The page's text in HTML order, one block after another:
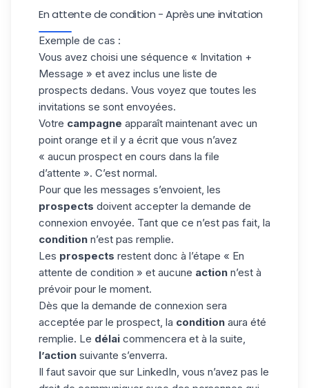
En attente de condition - Après une invitation
Exemple de cas :
Vous avez choisi une séquence « Invitation +
Message » et avez inclus une liste de
prospects dedans. Vous voyez que toutes les
invitations se sont envoyées.
Votre campagne apparaît maintenant avec un
point orange et il y a écrit que vous n’avez
« aucun prospect en cours dans la file
d’attente ». C’est normal.
Pour que les messages s’envoient, les
prospects doivent accepter la demande de
connexion envoyée. Tant que ce n’est pas fait, la
condition n’est pas remplie.
Les prospects restent donc à l’étape « En
attente de condition » et aucune action n’est à
prévoir pour le moment.
Dès que la demande de connexion sera
acceptée par le prospect, la condition aura été
remplie. Le délai commencera et à la suite,
l’action suivante s’enverra.
Il faut savoir que sur LinkedIn, vous n’avez pas le